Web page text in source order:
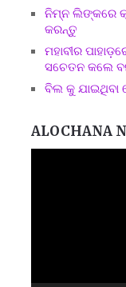
ନିମ୍ନ ଲିଙ୍କରେ
କରନ୍ତୁ
ମହାବୀର
ସଚେତନ କଲେ
ବିଲ କୁ ଯାଇଥିବା
ALOCHANA